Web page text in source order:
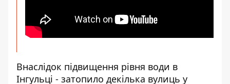
Внаслідок підвищення рівня води в
Інгульці - затопило декілька вулиць у